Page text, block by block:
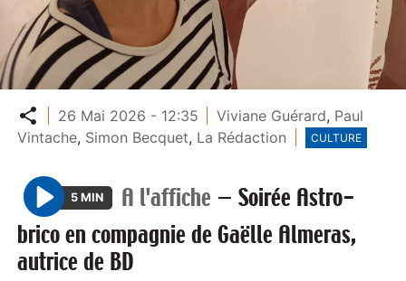
Partager
26 Mai 2026 - 12:35 Viviane Guérard, Paul
Vintache, Simon Becquet, La Rédaction CULTURE
P
l
a
5 MIN A l'affiche — Soirée Astro-
brico en compagnie de Gaëlle Almeras,
autrice de BD